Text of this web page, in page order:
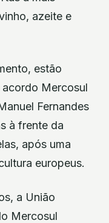
azeite e
estão
Mercosul
Fernandes
à frente da
após uma
europeus.
a União
Mercosul